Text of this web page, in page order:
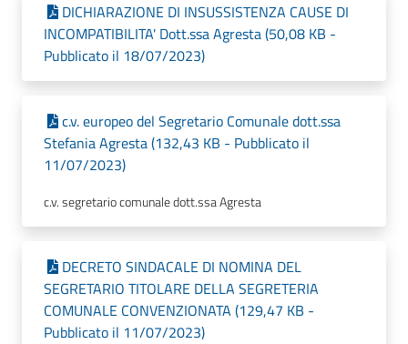
DICHIARAZIONE DI INSUSSISTENZA CAUSE DI
INCOMPATIBILITA' Dott.ssa Agresta (50,08 KB -
Pubblicato il 18/07/2023)
c.v. europeo del Segretario Comunale dott.ssa
Stefania Agresta (132,43 KB - Pubblicato il
11/07/2023)
c.v. segretario comunale dott.ssa Agresta
DECRETO SINDACALE DI NOMINA DEL
SEGRETARIO TITOLARE DELLA SEGRETERIA
COMUNALE CONVENZIONATA (129,47 KB -
Pubblicato il 11/07/2023)